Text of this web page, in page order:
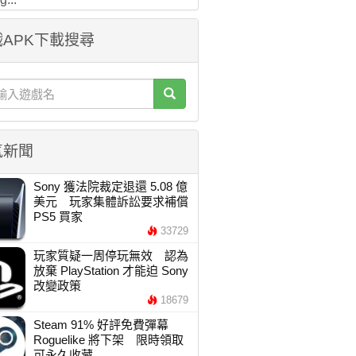
下載搜尋
聞
Sony 獲法院裁定退還 5.08 億
美元 玩家集體訴訟要求補償
PS5 買家
33729
玩家質疑一周停玩無效 認為
放棄 PlayStation 才能迫 Sony
改變政策
18679
Steam 91% 好評免費彈幕
Roguelike 將下架 限時領取